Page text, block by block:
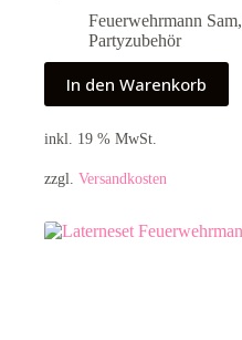
Feuerwehrmann Sam,
Partyzubehör
In den Warenkorb
inkl. 19 % MwSt.
zzgl. Versandkosten